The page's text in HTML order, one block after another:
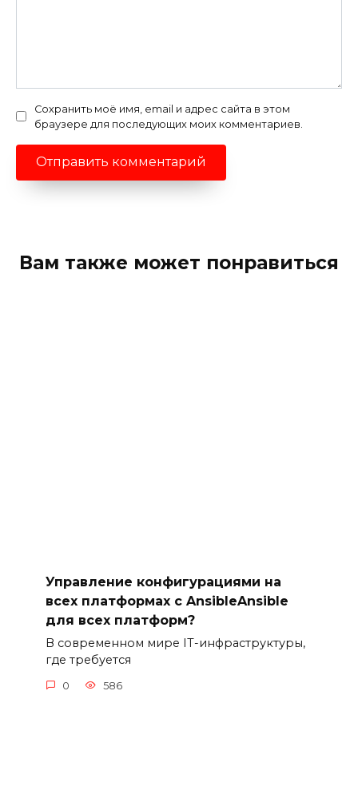
Сохранить моё имя, email и адрес сайта в этом
браузере для последующих моих комментариев.
Вам также может понравиться
Управление конфигурациями на
всех платформах с AnsibleAnsible
для всех платформ?
В современном мире IT-инфраструктуры,
где требуется
0 586